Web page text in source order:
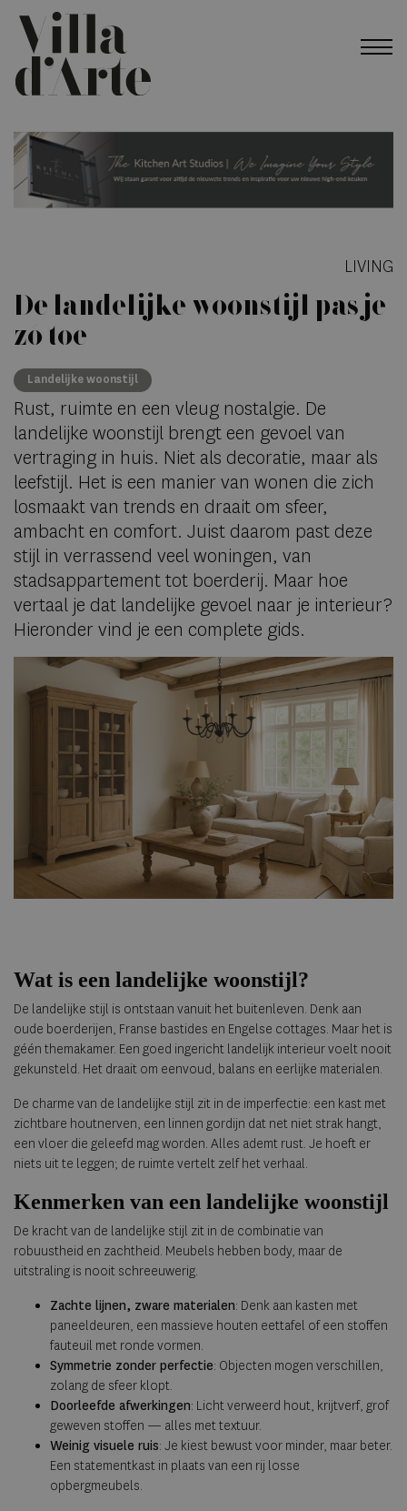
LIVING
De landelijke woonstijl pas je
zó toe
Landelijke woonstijl
Rust, ruimte en een vleug nostalgie. De
landelijke woonstijl brengt een gevoel van
vertraging in huis. Niet als decoratie, maar als
leefstijl. Het is een manier van wonen die zich
losmaakt van trends en draait om sfeer,
ambacht en comfort. Juist daarom past deze
stijl in verrassend veel woningen, van
stadsappartement tot boerderij. Maar hoe
vertaal je dat landelijke gevoel naar je interieur?
Hieronder vind je een complete gids.
Wat is een landelijke woonstijl?
De landelijke stijl is ontstaan vanuit het buitenleven. Denk aan
oude boerderijen, Franse bastides en Engelse cottages. Maar het is
géén themakamer. Een goed ingericht landelijk interieur voelt nooit
gekunsteld. Het draait om eenvoud, balans en eerlijke materialen.
De charme van de landelijke stijl zit in de imperfectie: een kast met
zichtbare houtnerven, een linnen gordijn dat net niet strak hangt,
een vloer die geleefd mag worden. Alles ademt rust. Je hoeft er
niets uit te leggen; de ruimte vertelt zelf het verhaal.
Kenmerken van een landelijke woonstijl
De kracht van de landelijke stijl zit in de combinatie van
robuustheid en zachtheid. Meubels hebben body, maar de
uitstraling is nooit schreeuwerig.
Zachte lijnen, zware materialen: Denk aan kasten met
paneeldeuren, een massieve houten eettafel of een stoffen
fauteuil met ronde vormen.
Symmetrie zonder perfectie: Objecten mogen verschillen,
zolang de sfeer klopt.
Doorleefde afwerkingen: Licht verweerd hout, krijtverf, grof
geweven stoffen — alles met textuur.
Weinig visuele ruis: Je kiest bewust voor minder, maar beter.
Een statementkast in plaats van een rij losse
opbergmeubels.